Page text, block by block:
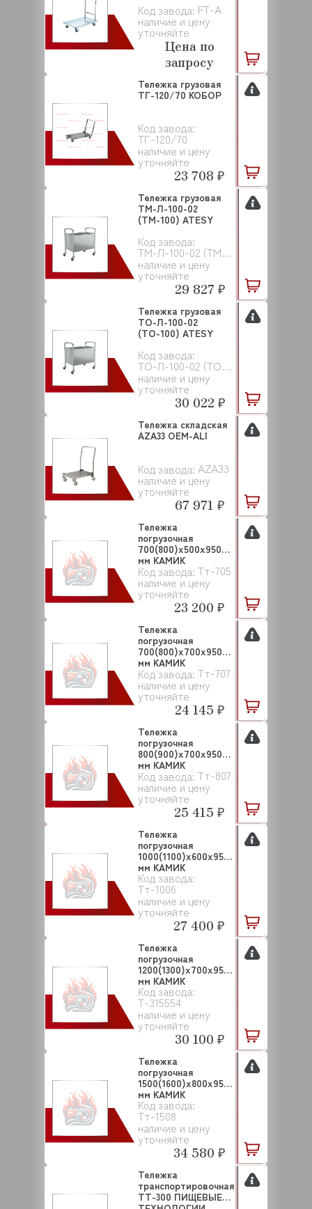
Код завода: FT-A
наличие и цену
уточняйте
Цена по
запросу
Код завода:
ТГ-120/70
наличие и цену
уточняйте
Тележка грузовая
ТГ-120/70 КОБОР
23 708 ₽
Код завода:
ТМ-Л-100-02 (ТМ-100)
наличие и цену
уточняйте
Тележка грузовая
ТМ-Л-100-02
(ТМ-100) ATESY
29 827 ₽
Код завода:
ТО-Л-100-02 (ТО-100)
наличие и цену
уточняйте
Тележка грузовая
ТО-Л-100-02
(ТО-100) ATESY
30 022 ₽
Код завода: AZA33
наличие и цену
уточняйте
Тележка складская
AZA33 OEM-ALI
67 971 ₽
Код завода: Тт-705
наличие и цену
уточняйте
Тележка
погрузочная
700(800)х500х950
мм КАМИК
23 200 ₽
Код завода: Тт-707
наличие и цену
уточняйте
Тележка
погрузочная
700(800)х700х950
мм КАМИК
24 145 ₽
Код завода: Тт-807
наличие и цену
уточняйте
Тележка
погрузочная
800(900)х700х950
мм КАМИК
25 415 ₽
Код завода:
Тт-1006
наличие и цену
уточняйте
Тележка
погрузочная
1000(1100)х600х950
мм КАМИК
27 400 ₽
Код завода:
Т-315554
наличие и цену
уточняйте
Тележка
погрузочная
1200(1300)х700х950
мм КАМИК
30 100 ₽
Код завода:
Тт-1508
наличие и цену
уточняйте
Тележка
погрузочная
1500(1600)х800х950
мм КАМИК
34 580 ₽
Тележка
транспортировочная
ТТ-300 ПИЩЕВЫЕ